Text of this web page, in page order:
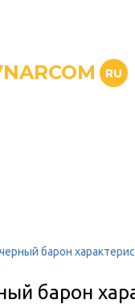
RU
барон
барон